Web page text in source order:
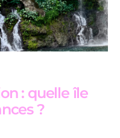
: quelle île
?